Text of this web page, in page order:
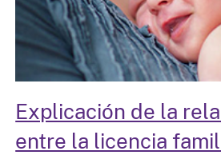
Explicación de la
entre la licencia